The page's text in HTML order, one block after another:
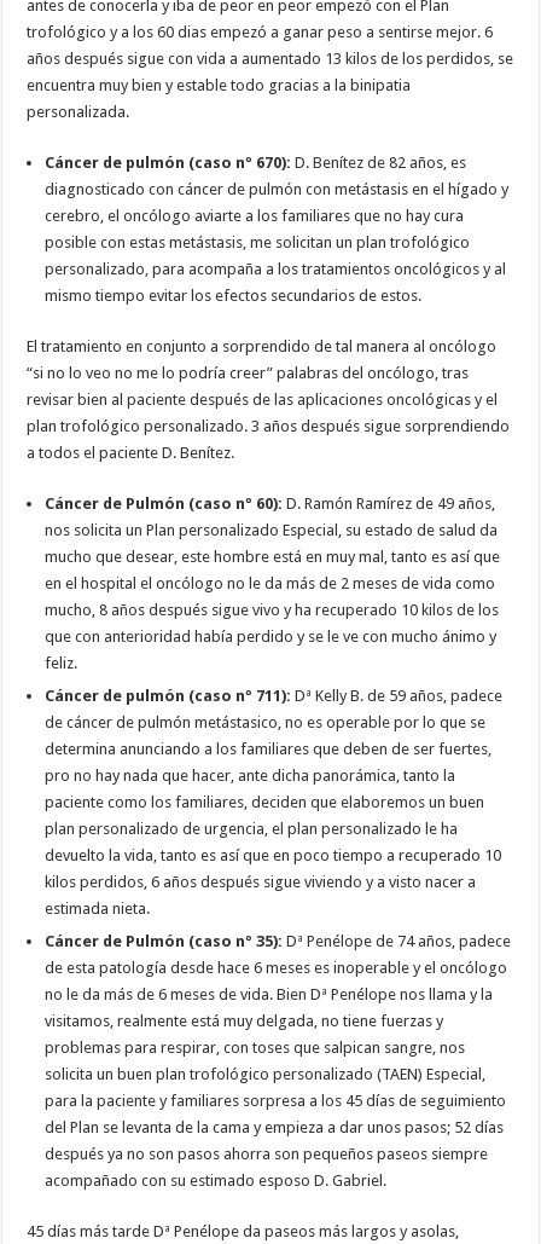
antes de conocerla y iba de peor en peor empezó con el Plan
trofológico y a los 60 dias empezó a ganar peso a sentirse mejor. 6
años después sigue con vida a aumentado 13 kilos de los perdidos, se
encuentra muy bien y estable todo gracias a la binipatia
personalizada.
Cáncer de pulmón (caso nº 670):D. Benítez de 82 años, es
diagnosticado con cáncer de pulmón con metástasis en el hígado y
cerebro, el oncólogo aviarte a los familiares que no hay cura
posible con estas metástasis, me solicitan un plan trofológico
personalizado, para acompaña a los tratamientos oncológicos y al
mismo tiempo evitar los efectos secundarios de estos.
El tratamiento en conjunto a sorprendido de tal manera al oncólogo
“si no lo veo no me lo podría creer” palabras del oncólogo, tras
revisar bien al paciente después de las aplicaciones oncológicas y el
plan trofológico personalizado. 3 años después sigue sorprendiendo
a todos el paciente D. Benítez.
Cáncer de Pulmón (caso nº 60): D. Ramón Ramírez de 49 años,
nos solicita un Plan personalizado Especial, su estado de salud da
mucho que desear, este hombre está en muy mal, tanto es así que
en el hospital el oncólogo no le da más de 2 meses de vida como
mucho, 8 años después sigue vivo y ha recuperado 10 kilos de los
que con anterioridad había perdido y se le ve con mucho ánimo y
feliz.
Cáncer de pulmón (caso nº 711):Dª Kelly B. de 59 años, padece
de cáncer de pulmón metástasico, no es operable por lo que se
determina anunciando a los familiares que deben de ser fuertes,
pro no hay nada que hacer, ante dicha panorámica, tanto la
paciente como los familiares, deciden que elaboremos un buen
plan personalizado de urgencia, el plan personalizado le ha
devuelto la vida, tanto es así que en poco tiempo a recuperado 10
kilos perdidos, 6 años después sigue viviendo y a visto nacer a
estimada nieta.
Cáncer de Pulmón (caso nº 35): Dª Penélope de 74 años, padece
de esta patología desde hace 6 meses es inoperable y el oncólogo
no le da más de 6 meses de vida. Bien Dª Penélope nos llama y la
visitamos, realmente está muy delgada, no tiene fuerzas y
problemas para respirar, con toses que salpican sangre, nos
solicita un buen plan trofológico personalizado (TAEN) Especial,
para la paciente y familiares sorpresa a los 45 días de seguimiento
del Plan se levanta de la cama y empieza a dar unos pasos; 52 días
después ya no son pasos ahorra son pequeños paseos siempre
acompañado con su estimado esposo D. Gabriel.
45 días más tarde Dª Penélope da paseos más largos y asolas,